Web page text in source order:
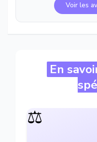
Voir les
En
⚖️